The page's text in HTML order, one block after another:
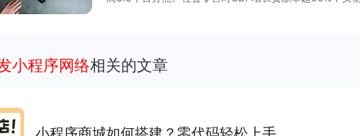
小程序网络相关的文章